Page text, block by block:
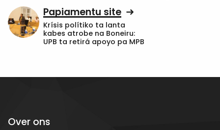
Papiamentu site
Krísis polítiko ta lanta
kabes atrobe na Boneiru:
UPB ta retirá apoyo pa MPB
Over ons